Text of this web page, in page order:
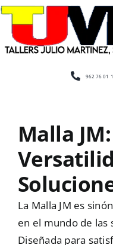
Saltar
contenido
962 76 01
Malla
La Malla JM es
en el mundo de las
Diseñada para